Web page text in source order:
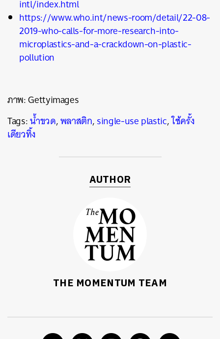
intl/index.html
https://www.who.int/news-room/detail/22-08-
2019-who-calls-for-more-research-into-
microplastics-and-a-crackdown-on-plastic-
pollution
ภาพ: Gettyimages
Tags:น้ำขวด,พลาสติก,single-use plastic,ใช้ครั้ง
เดียวทิ้ง
AUTHOR
THE MOMENTUM TEAM